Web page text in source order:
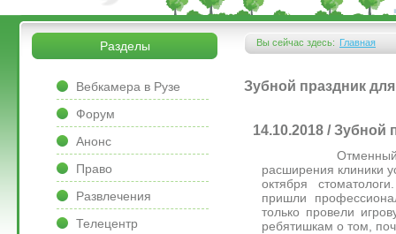
&bsps;
&bsps;
Вы сейчас здесь:
Вы здесь
Главная
Зубной праздник
14.10.2018 / Зубной
Отменный
расширения клиники
октября
пришли
только провели
ребятишкам о том,
Разделы
Вебкамера в Рузе
Форум
Анонс
Право
Развлечения
Телецентр